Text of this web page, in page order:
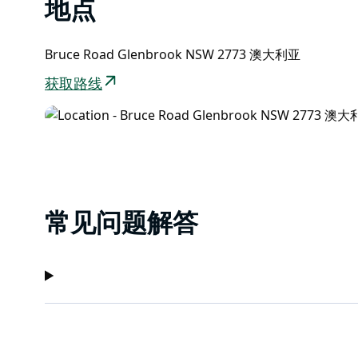
地点
Bruce Road Glenbrook NSW 2773 澳大利亚
获取路线
常见问题解答